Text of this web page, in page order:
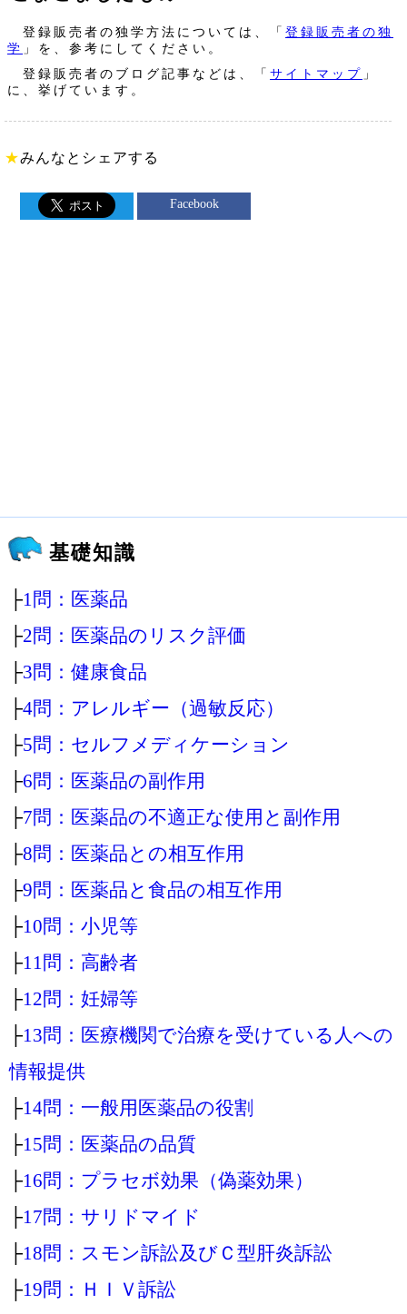
登録販売者の独学方法については、「 登録販売者の独
学 」を、参考にしてください。
登録販売者のブログ記事などは、「 サイトマップ 」
に、挙げています。
★みんなとシェアする
Facebook
基礎知識
├1問：医薬品
├2問：医薬品のリスク評価
├3問：健康食品
├4問：アレルギー（過敏反応）
├5問：セルフメディケーション
├6問：医薬品の副作用
├7問：医薬品の不適正な使用と副作用
├8問：医薬品との相互作用
├9問：医薬品と食品の相互作用
├10問：小児等
├11問：高齢者
├12問：妊婦等
├13問：医療機関で治療を受けている人への
情報提供
├14問：一般用医薬品の役割
├15問：医薬品の品質
├16問：プラセボ効果（偽薬効果）
├17問：サリドマイド
├18問：スモン訴訟及びＣ型肝炎訴訟
├19問：ＨＩＶ訴訟